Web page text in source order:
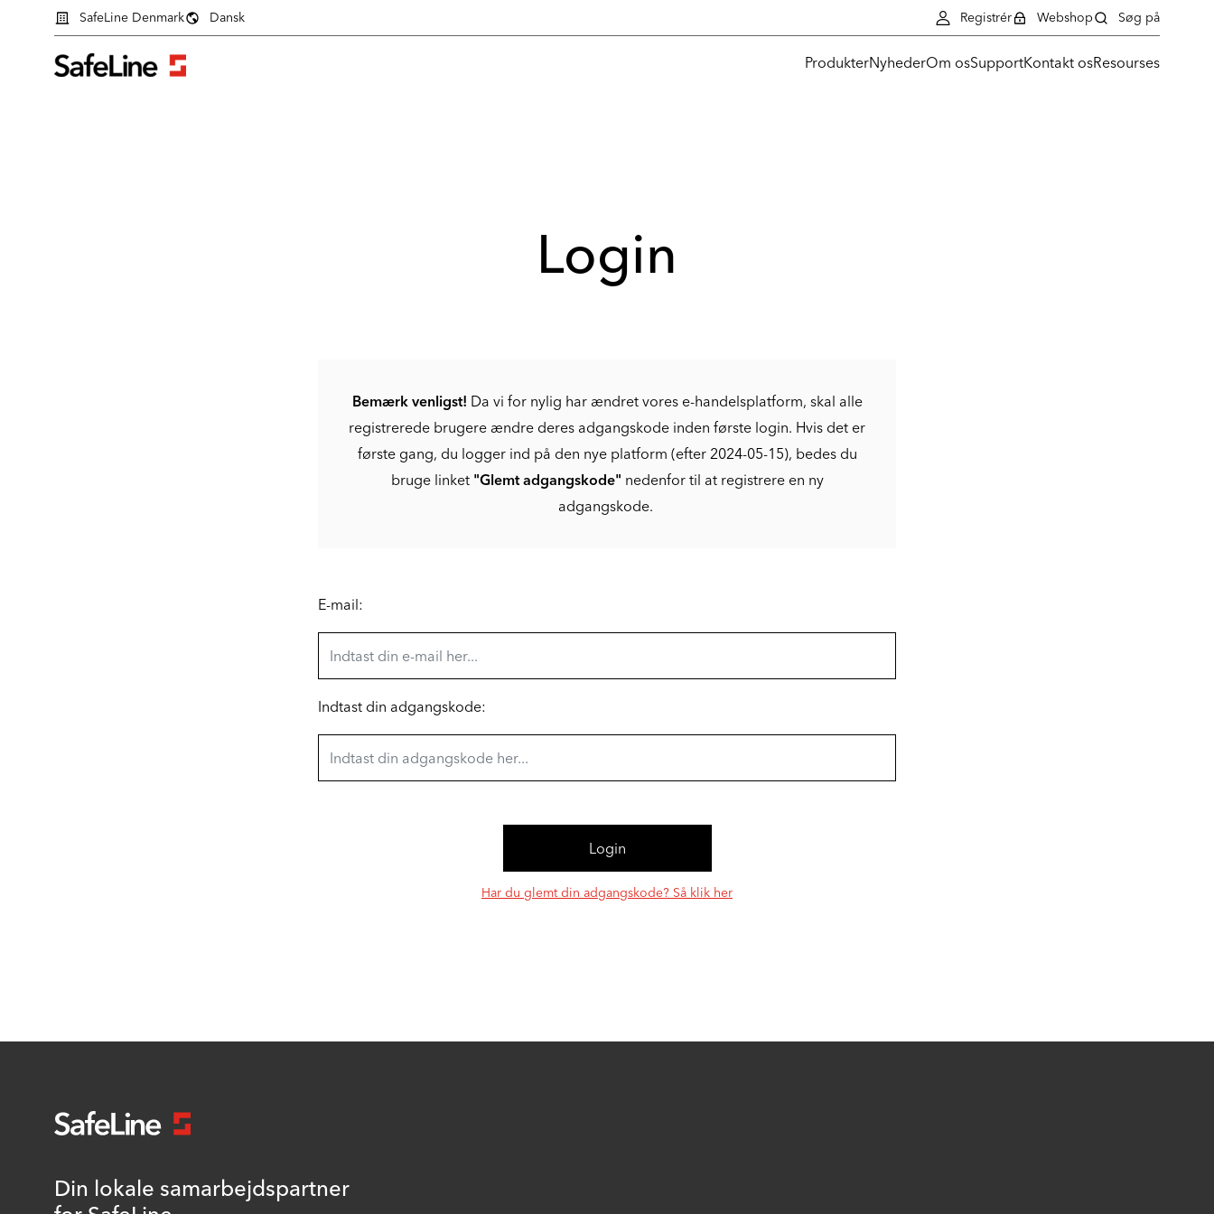
ProdukterNyhederOm osSupportKontakt osResourses
SafeLine Denmark Dansk Registrér Webshop Søg på
Login
Bemærk venligst! Da vi for nylig har ændret vores e-handelsplatform, skal alle
registrerede brugere ændre deres adgangskode inden første login. Hvis det er
første gang, du logger ind på den nye platform (efter 2024-05-15), bedes du
bruge linket"Glemt adgangskode" nedenfor til at registrere en ny
adgangskode.
Login formular
E-mail:
Indtast din adgangskode:
Har du glemt din adgangskode? Så klik her
Din lokale samarbejdspartner